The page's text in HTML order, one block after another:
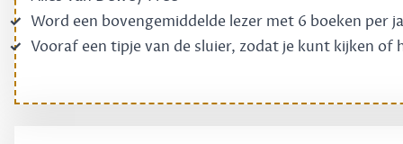
Word een bovengemiddelde lezer met 6 boeken per
Vooraf een tipje van de sluier, zodat je kunt kijken